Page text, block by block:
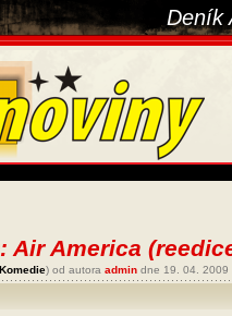
Deník
Air America
Komedie) od autora admin dne 19. 04. 2009